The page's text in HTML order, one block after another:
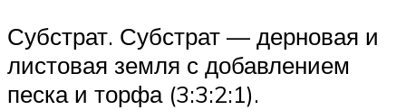
Субстрат. Субстрат — дерновая и
листовая земля с добавлением
песка и торфа (3:3:2:1).